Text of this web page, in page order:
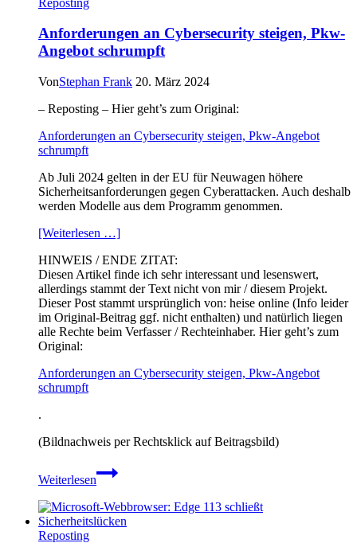
Anforderungen an Cybersecurity steigen, Pkw-
Angebot schrumpft​
VonStephan Frank 20. März 2024
– Reposting – Hier geht’s zum Original:
Anforderungen an Cybersecurity steigen, Pkw-Angebot
schrumpft​
Ab Juli 2024 gelten in der EU für Neuwagen höhere
Sicherheitsanforderungen gegen Cyberattacken. Auch deshalb
werden Modelle aus dem Programm genommen.​
[Weiterlesen …]
HINWEIS / ENDE ZITAT:
Diesen Artikel finde ich sehr interessant und lesenswert,
allerdings stammt der Text nicht von mir / diesem Projekt.
Dieser Post stammt ursprünglich von: heise online (Info leider
im Original-Beitrag ggf. nicht enthalten) und natürlich liegen
alle Rechte beim Verfasser / Rechteinhaber. Hier geht’s zum
Original:
Anforderungen an Cybersecurity steigen, Pkw-Angebot
schrumpft​
.
(Bildnachweis per Rechtsklick auf Beitragsbild)
Weiterlesen
Anforderungen
an
steigen,
Pkw-
Reposting